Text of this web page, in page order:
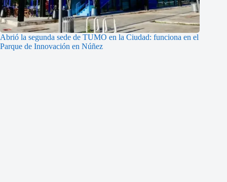
Abrió la segunda sede de TUMO en la Ciudad: funciona en el
Parque de Innovación en Núñez